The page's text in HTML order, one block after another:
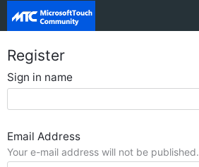
Register
Sign in name
Email Address
Your e-mail address will not be published.